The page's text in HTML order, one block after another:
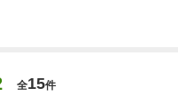
全15件